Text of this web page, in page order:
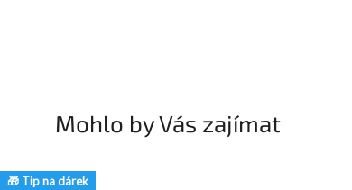
Mohlo by Vás zajímat
🎁 Tip na dárek